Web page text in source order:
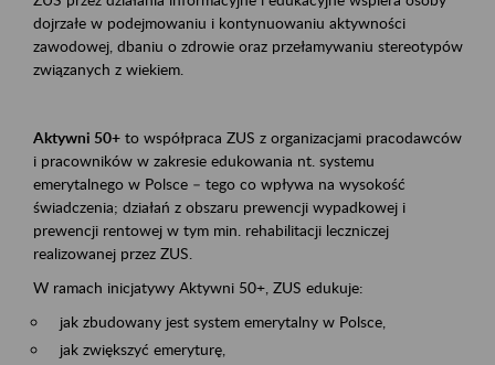
dojrzałe w podejmowaniu i kontynuowaniu aktywności
zawodowej, dbaniu o zdrowie oraz przełamywaniu stereotypów
związanych z wiekiem.
Aktywni 50+ to współpraca ZUS z organizacjami pracodawców
i pracowników w zakresie edukowania nt. systemu
emerytalnego w Polsce – tego co wpływa na wysokość
świadczenia; działań z obszaru prewencji wypadkowej i
prewencji rentowej w tym min. rehabilitacji leczniczej
realizowanej przez ZUS.
W ramach inicjatywy Aktywni 50+, ZUS edukuje:
jak zbudowany jest system emerytalny w Polsce,
jak zwiększyć emeryturę,